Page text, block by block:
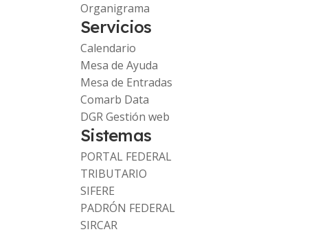
Organigrama
Servicios
Calendario
Mesa de Ayuda
Mesa de Entradas
Comarb Data
DGR Gestión web
Sistemas
PORTAL FEDERAL
TRIBUTARIO
SIFERE
PADRÓN FEDERAL
SIRCAR